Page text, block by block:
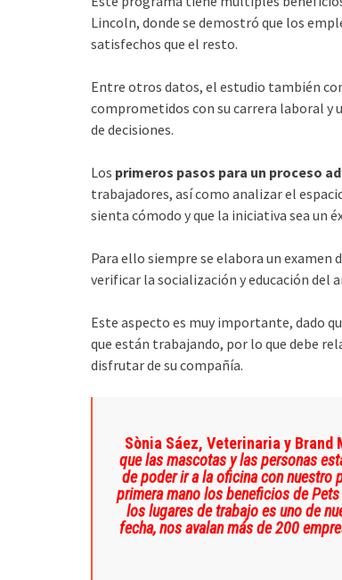
Lincoln, donde se demostró que los
satisfechos que el resto.
Entre otros datos, el estudio también
comprometidos con su carrera laboral y
de decisiones.
Los primeros pasos para un proceso
trabajadores, así como analizar el
sienta cómodo y que la iniciativa sea un
Para ello siempre se elabora un
verificar la socialización y educación del
Este aspecto es muy importante, dado
que están trabajando, por lo que debe
disfrutar de su compañía.
Sònia Sáez, Veterinaria y Brand
que las mascotas y las personas
de poder ir a la oficina con nuestro
primera mano los beneficios de
los lugares de trabajo es uno de
fecha, nos avalan más de 200